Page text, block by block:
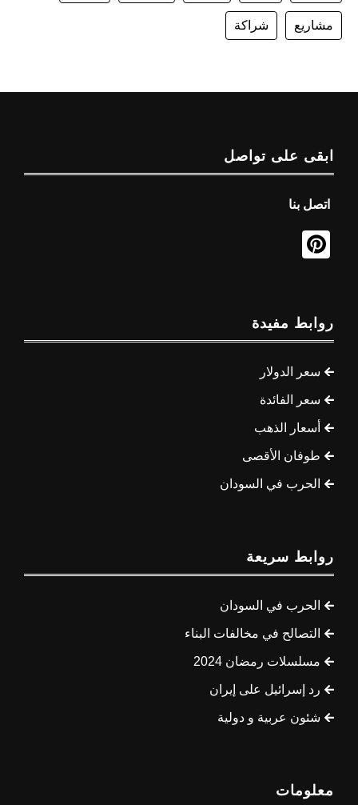
مشاريع شراكة
ابقى على تواصل
اتصل بنا
روابط مفيدة
سعر الدولار
سعر الفائدة
أسعار الذهب
طوفان الأقصى
الحرب في السودان
روابط سريعة
الحرب في السودان
التصالح في مخالفات البناء
مسلسلات رمضان 2024
رد إسرائيل على إيران
شئون عربية و دولية
معلومات